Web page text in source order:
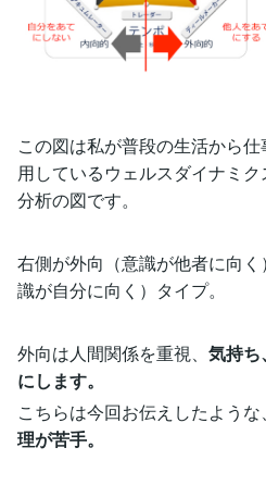
この図は私が普段の生活から
用しているウェルスダイナミ
分析の図です。
右側が外向（意識が他者に向
識が自分に向く）タイプ。
外向は人間関係を重視、 気持ち
にします。
こちらは今回お伝えしたような、
理が苦手。